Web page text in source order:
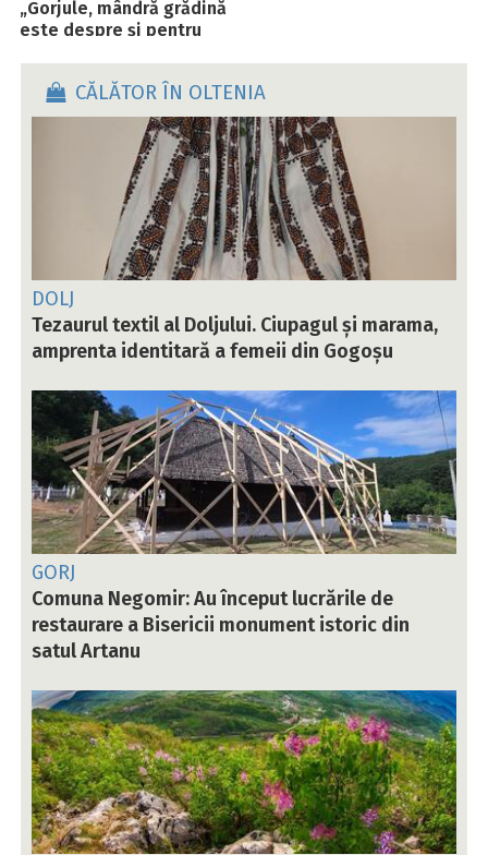
„Gorjule, mândră grădină
este despre și pentru
CĂLĂTOR ÎN OLTENIA
DOLJ
Tezaurul textil al Doljului. Ciupagul și marama,
amprenta identitară a femeii din Gogoșu
GORJ
Comuna Negomir: Au început lucrările de
restaurare a Bisericii monument istoric din
satul Artanu